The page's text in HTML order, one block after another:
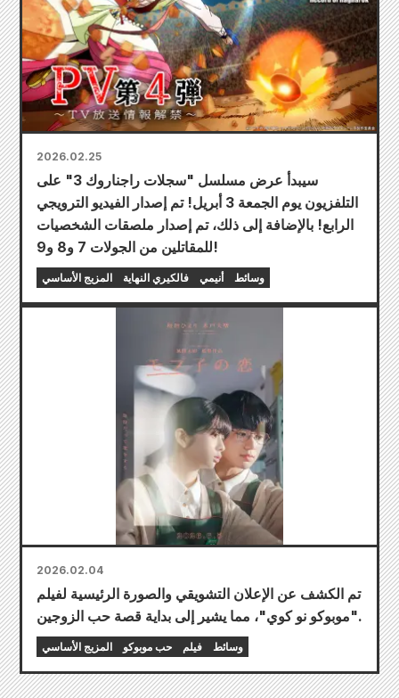
2026.02.25
سيبدأ عرض مسلسل "سجلات راجناروك 3" على
التلفزيون يوم الجمعة 3 أبريل! تم إصدار الفيديو الترويجي
الرابع! بالإضافة إلى ذلك، تم إصدار ملصقات الشخصيات
للمقاتلين من الجولات 7 و8 و9!
المزيج الأساسي فالكيري النهاية أنيمي وسائط
2026.02.04
تم الكشف عن الإعلان التشويقي والصورة الرئيسية لفيلم
"موبوكو نو كوي"، مما يشير إلى بداية قصة حب الزوجين.
المزيج الأساسي حب موبوكو فيلم وسائط